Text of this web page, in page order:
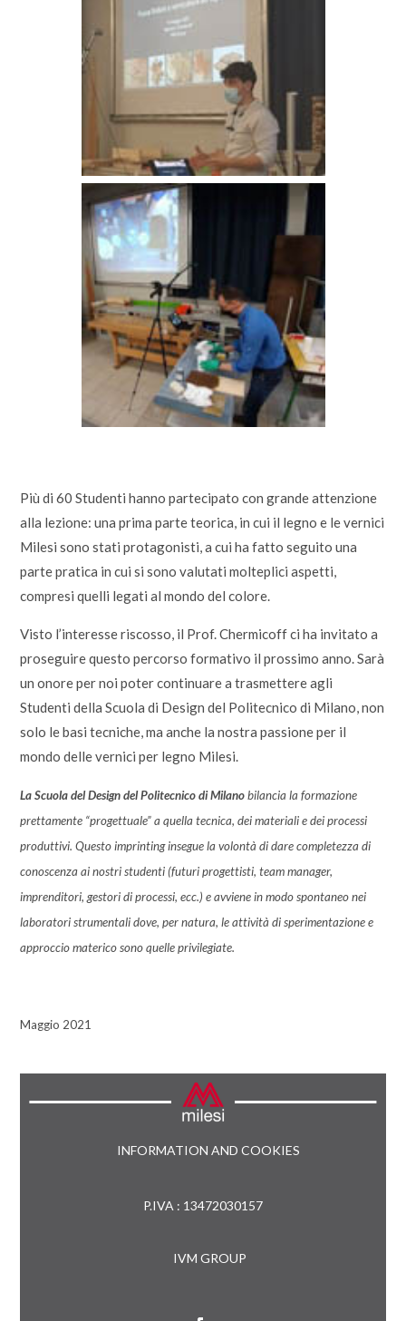
Più di 60 Studenti hanno partecipato con grande attenzione
alla lezione: una prima parte teorica, in cui il legno e le vernici
Milesi sono stati protagonisti, a cui ha fatto seguito una
parte pratica in cui si sono valutati molteplici aspetti,
compresi quelli legati al mondo del colore.
Visto l’interesse riscosso, il Prof. Chermicoff ci ha invitato a
proseguire questo percorso formativo il prossimo anno. Sarà
un onore per noi poter continuare a trasmettere agli
Studenti della Scuola di Design del Politecnico di Milano, non
solo le basi tecniche, ma anche la nostra passione per il
mondo delle vernici per legno Milesi.
La Scuola del Design del Politecnico di Milanobilancia la formazione
prettamente “progettuale” a quella tecnica, dei materiali e dei processi
produttivi. Questo imprinting insegue la volontà di dare completezza di
conoscenza ai nostri studenti (futuri progettisti, team manager,
imprenditori, gestori di processi, ecc.) e avviene in modo spontaneo nei
laboratori strumentali dove, per natura, le attività di sperimentazione e
approccio materico sono quelle privilegiate.
Maggio 2021
INFORMATION AND COOKIES
P.IVA : 13472030157
IVM GROUP